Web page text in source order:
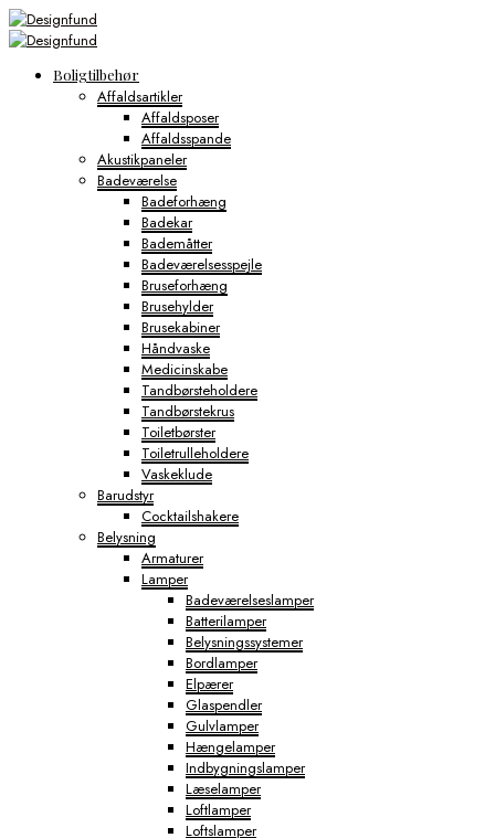
Boligtilbehør
Affaldsartikler
Affaldsposer
Affaldsspande
Akustikpaneler
Badeværelse
Badeforhæng
Badekar
Bademåtter
Badeværelsesspejle
Bruseforhæng
Brusehylder
Brusekabiner
Håndvaske
Medicinskabe
Tandbørsteholdere
Tandbørstekrus
Toiletbørster
Toiletrulleholdere
Vaskeklude
Barudstyr
Cocktailshakere
Belysning
Armaturer
Lamper
Badeværelseslamper
Batterilamper
Belysningssystemer
Bordlamper
Elpærer
Glaspendler
Gulvlamper
Hængelamper
Indbygningslamper
Læselamper
Loftlamper
Loftslamper